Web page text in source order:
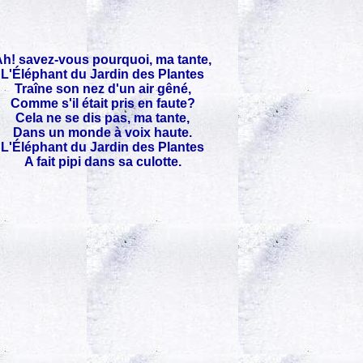
savez-vous pourquoi, ma tante,
L'Éléphant du Jardin des Plantes
Traîne son nez d'un air gêné,
Comme s'il était pris en faute?
Cela ne se dis pas, ma tante,
Dans un monde à voix haute.
L'Éléphant du Jardin des Plantes
A fait pipi dans sa culotte.